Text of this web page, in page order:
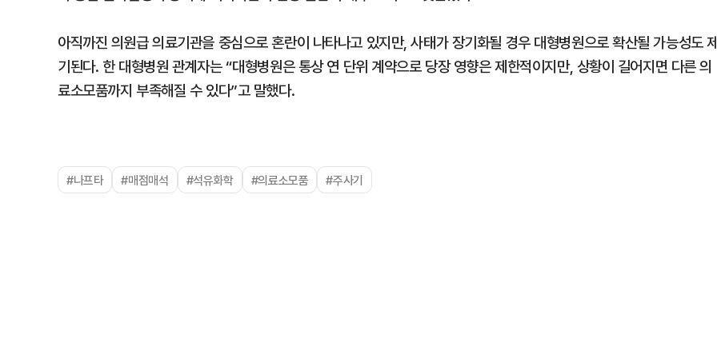
아직까진 의원급 의료기관을 중심으로 혼란이 나타나고 있지만, 사태가 장기화될 경우 대형병원으로 확산될 가능성도
기된다. 한 대형병원 관계자는 “대형병원은 통상 연 단위 계약으로 당장 영향은 제한적이지만, 상황이 길어지면 다른 의
료소모품까지 부족해질 수 있다”고 말했다.
#나프타 #매점매석 #석유화학 #의료소모품 #주사기